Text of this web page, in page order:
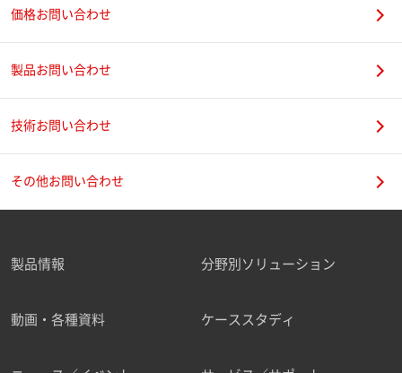
価格お問い合わせ
製品お問い合わせ
技術お問い合わせ
その他お問い合わせ
製品情報 分野別ソリューション
動画・各種資料 ケーススタディ